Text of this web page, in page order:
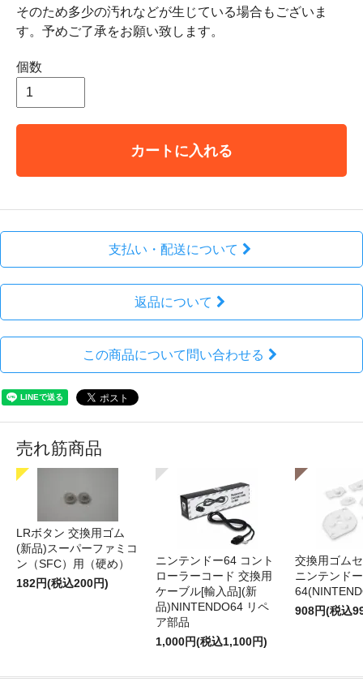
そのため多少の汚れなどが生じている場合もございま
す。予めご了承をお願い致します。
個数
カートに入れる
支払い・配送について
返品について
この商品について問い合わせる
売れ筋商品
LRボタン 交換用ゴム
(新品)スーパーファミコ
ン（SFC）用（硬め）
182円(税込200円)
ニンテンドー64 コント
ローラーコード 交換用
ケーブル[輸入品](新
品)NINTENDO64 リペ
ア部品
1,000円(税込1,100円)
交換用ゴム
ニンテンドー
908円(税込